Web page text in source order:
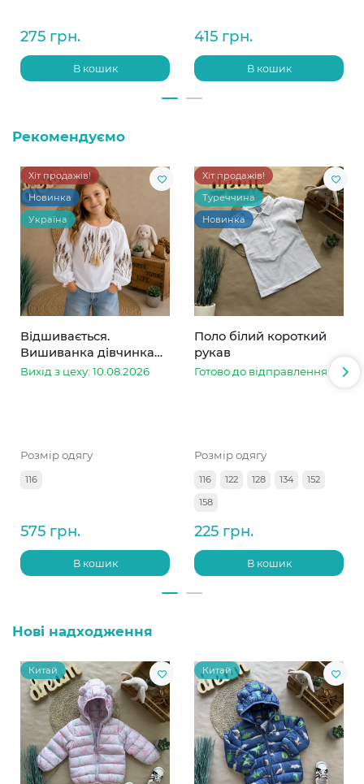
275 грн.
В кошик
415 грн.
В кошик
Рекомендуємо
Хіт продажів!
Новинка
Україна
Відшивається.
Вишиванка дівчинка
колоски
Вихід з цеху: 10.08.2026
Розмір одягу
116
575 грн.
В кошик
Хіт продажів!
Туреччина
Новинка
Поло білий короткий
рукав
Готово до відправлення
Розмір одягу
116 122 128 134
152
158
225 грн.
В кошик
Нові надходження
Китай Китай